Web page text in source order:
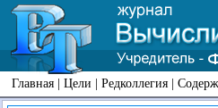
Главная | Цели | Редколлегия |